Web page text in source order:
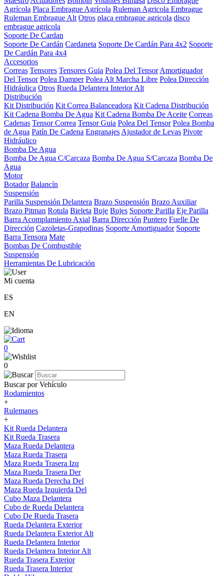
Agrícola Placa Embrague Agrícola Ruleman Agricola Embrague
Ruleman Embrague Alt Otros placa embrague agricola disco
embrague agricola
Soporte De Cardan
Soporte De Cardán Cardaneta Soporte De Cardán Para 4x2 Soporte
De Cardán Para 4x4
Accesorios
Correas Tensores Tensores Guia Polea Del Tensor Amortiguador
Del Tensor Polea Damper Polea Alt Marcha Libre Polea Dirección
Hidráulica Otros Rueda Delantera Interior Alt
Distribución
Kit Distribución Kit Correa Balanceadora Kit Cadena Distribución
Kit Cadena Bomba De Agua Kit Cadena Bomba De Aceite Correas
Cadenas Tensor Correa Tensor Guia Polea Del Tensor Polea Bomba
de Agua Patín De Cadena Engranajes Ajustador de Levas Pivote
Hidráulico
Bomba De Agua
Bomba De Agua C/Carcaza Bomba De Agua S/Carcaza Bomba De
Agua
Motor
Botador Balancín
Suspensión
Parilla Suspensión Delantera Brazo Suspensión Brazo Auxiliar
Brazo Pitman Rotula Bieleta Buje Bujes Soporte Parilla Eje Parilla
Barra Acomplamiento Axial Barra Dirección Puntero Fuelle De
Dirección Cazoletas-Grapodinas Soporte Amortiguador Soporte
Barra Tensora Mate
Bombas De Combustible
Suspensión
Herramientas De Lubricación
Mi cuenta
ES
EN
0
0
Buscar por Vehículo
Rodamientos
+
Rulemanes
+
Kit Rueda Delantera
Kit Rueda Trasera
Maza Rueda Delantera
Maza Rueda Trasera
Maza Rueda Trasera Izq
Maza Rueda Trasera Der
Maza Rueda Derecha Del
Maza Rueda Izquierda Del
Cubo Maza Delantera
Cubo de Rueda Delantera
Cubo De Rueda Trasera
Rueda Delantera Exterior
Rueda Delantera Exterior Alt
Rueda Delantera Interior
Rueda Delantera Interior Alt
Rueda Trasera Exterior
Rueda Trasera Interior